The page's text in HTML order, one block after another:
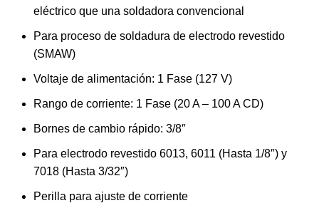
eléctrico que una soldadora convencional
Para proceso de soldadura de electrodo revestido
(SMAW)
Voltaje de alimentación: 1 Fase (127 V)
Rango de corriente: 1 Fase (20 A – 100 A CD)
Bornes de cambio rápido: 3/8″
Para electrodo revestido 6013, 6011 (Hasta 1/8″) y
7018 (Hasta 3/32″)
Perilla para ajuste de corriente